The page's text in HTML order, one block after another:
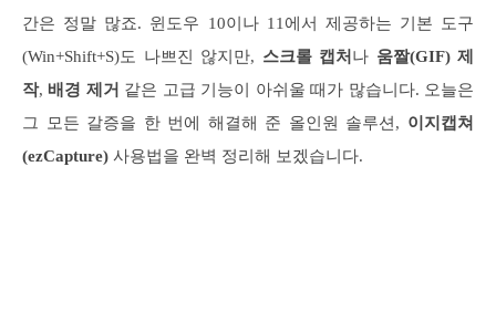
간은 정말 많죠. 윈도우 10이나 11에서 제공하는 기본 도구
(Win+Shift+S)도 나쁘진 않지만, 스크롤 캡처 나 움짤(GIF) 제
작, 배경 제거 같은 고급 기능이 아쉬울 때가 많습니다. 오늘은
그 모든 갈증을 한 번에 해결해 준 올인원 솔루션, 이지캡쳐
(ezCapture) 사용법을 완벽 정리해 보겠습니다.